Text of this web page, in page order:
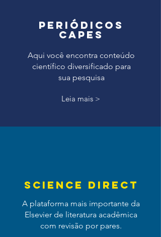
PERIÓDICOS
CAPES
Aqui você encontra conteúdo
científico diversificado para
sua pesquisa
Leia mais >
Science Direct
A plataforma mais importante da
Elsevier de literatura acadêmica
com revisão por pares.